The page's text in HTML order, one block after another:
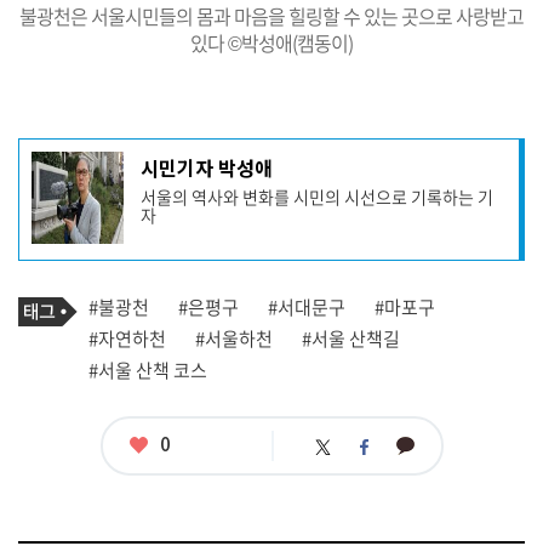
불광천은 서울시민들의 몸과 마음을 힐링할 수 있는 곳으로 사랑받고
있다 ©박성애(캠동이)
기
사
작
성
자
프
필
시민기자 박성애
서울의 역사와 변화를 시민의 시선으로 기록하는 기
자
기
사
관
련
태
태
그
#불광천 #은평구 #서대문구
#마포구
#자연하천
#서울하천
#서울 산책길
#서울 산책 코스
좋
0 트 페 카